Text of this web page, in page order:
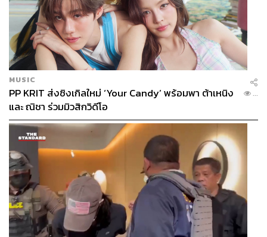
MUSIC
PP KRIT ส่งซิงเกิลใหม่ ‘Your Candy’ พร้อมพา ต้าเหนิง
และ ณิชา ร่วมมิวสิกวิดีโอ
...